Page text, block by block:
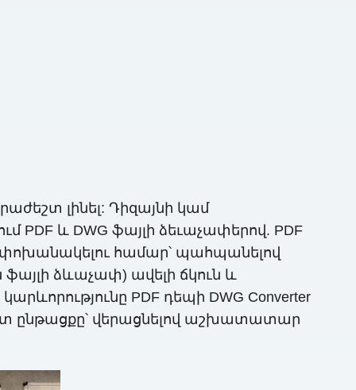
լինել: Դիզայնի կամ
և DWG ֆայլի ձեւաչափերով. PDF
համար՝ պահպանելով
ձևաչափ) ավելի ճկուն և
PDF դեպի DWG Converter
ընթացքը՝ վերացնելով աշխատատար